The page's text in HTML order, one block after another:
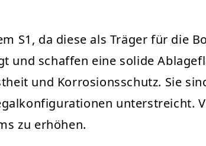
S1, da diese als Träger für die
und schaffen eine solide
und Korrosionsschutz. Sie
unterstreicht.
zu erhöhen.